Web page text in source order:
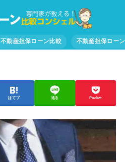
不動産担保ローン比較 不動産担保ロー
はてブ 送る Pocket